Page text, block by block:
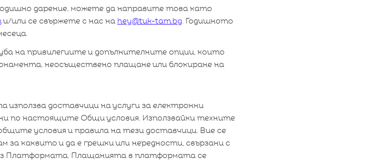
дарение, можете да направите това като
и/или се свържете с нас на hey@tuk-tam.bg. Годишното
на привилегиите и допълнителните опции, които
неосъществено плащане или блокиране на
доставчици на услуги за електронни
по настоящите Общи условия. Използвайки техните
условия и правила на тези доставчици. Вие се
за каквито и да е грешки или нередности, свързани с
Платформата. Плащанията в платформата се